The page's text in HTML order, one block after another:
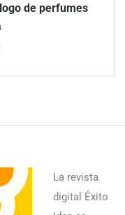
de perfumes
La revista
digital Éxito